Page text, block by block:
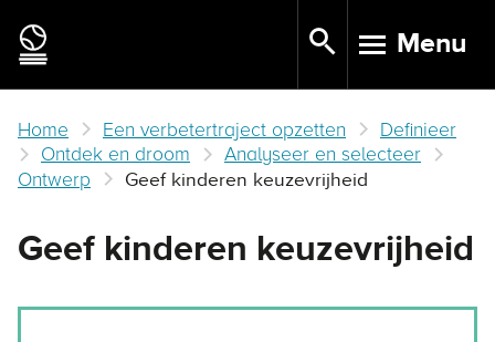
main
TOGGLE
Menu
Home Een verbetertraject opzetten
Definieer
Ontdek en droom
Analyseer en selecteer
Ontwerp
Geef kinderen keuzevrijheid
Geef kinderen keuzevrijheid